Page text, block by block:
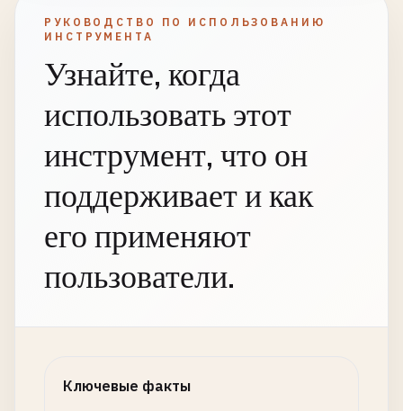
РУКОВОДСТВО ПО ИСПОЛЬЗОВАНИЮ
ИНСТРУМЕНТА
Узнайте, когда
использовать этот
инструмент, что он
поддерживает и как
его применяют
пользователи.
Ключевые факты